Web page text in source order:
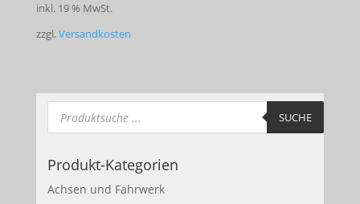
inkl. 19 % MwSt.
zzgl.Versandkosten
Products
search SUCHE
Produkt-Kategorien
Achsen und Fahrwerk